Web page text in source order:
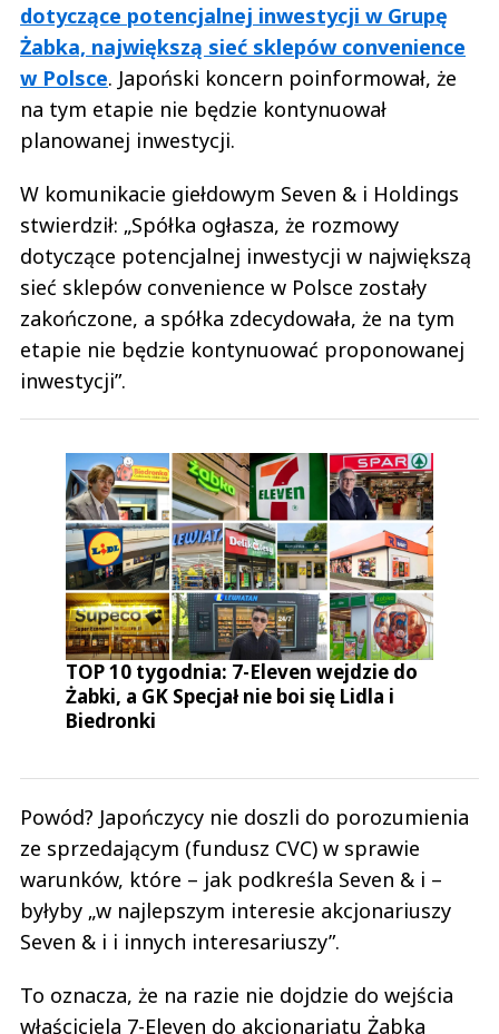
dotyczące potencjalnej inwestycji w Grupę
Żabka, największą sieć sklepów convenience
w Polsce. Japoński koncern poinformował, że
na tym etapie nie będzie kontynuował
planowanej inwestycji.
W komunikacie giełdowym Seven & i Holdings
stwierdził: „Spółka ogłasza, że rozmowy
dotyczące potencjalnej inwestycji w największą
sieć sklepów convenience w Polsce zostały
zakończone, a spółka zdecydowała, że na tym
etapie nie będzie kontynuować proponowanej
inwestycji”.
TOP 10 tygodnia: 7-Eleven wejdzie do
Żabki, a GK Specjał nie boi się Lidla i
Biedronki
Powód? Japończycy nie doszli do porozumienia
ze sprzedającym (fundusz CVC) w sprawie
warunków, które – jak podkreśla Seven & i –
byłyby „w najlepszym interesie akcjonariuszy
Seven & i i innych interesariuszy”.
To oznacza, że na razie nie dojdzie do wejścia
właściciela 7-Eleven do akcjonariatu Żabka